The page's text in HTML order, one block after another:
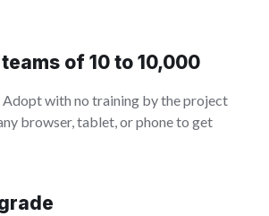
of 10 to 10,000
Adopt with no training by the project
browser, tablet, or phone to get